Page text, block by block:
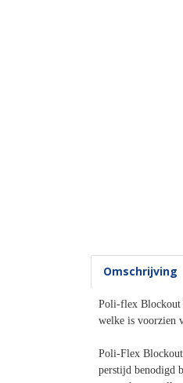
Omschrijving
Poli-flex Blockout
welke is voorzien
Poli-Flex
perstijd benodigd